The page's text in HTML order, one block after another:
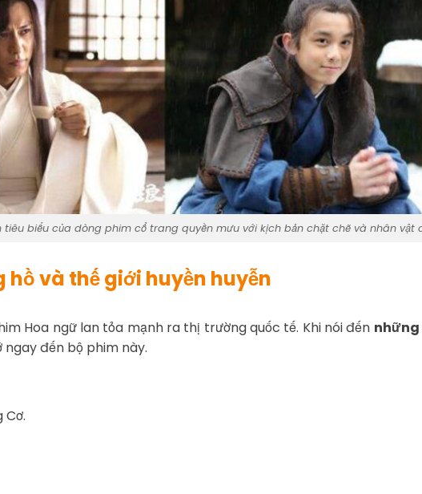
tiêu biểu của dòng phim cổ trang quyền mưu với kịch bản chặt chẽ và nhân vật
hồ và thế giới huyền huyễn
Hoa ngữ lan tỏa mạnh ra thị trường quốc tế. Khi nói đến những
ngay đến bộ phim này.
Cơ.